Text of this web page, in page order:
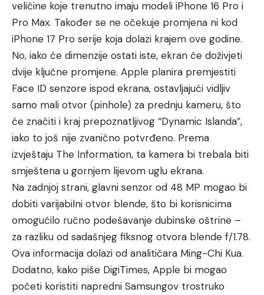
veličine koje trenutno imaju modeli iPhone 16 Pro i
Pro Max. Također se ne očekuje promjena ni kod
iPhone 17 Pro serije koja dolazi krajem ove godine.
No, iako će dimenzije ostati iste, ekran će doživjeti
dvije ključne promjene. Apple planira premjestiti
Face ID senzore ispod ekrana, ostavljajući vidljiv
samo mali otvor (pinhole) za prednju kameru, što
će značiti i kraj prepoznatljivog “Dynamic Islanda”,
iako to još nije zvanično potvrđeno. Prema
izvještaju The Information, ta kamera bi trebala biti
smještena u gornjem lijevom uglu ekrana.
Na zadnjoj strani, glavni senzor od 48 MP mogao bi
dobiti varijabilni otvor blende, što bi korisnicima
omogućilo ručno podešavanje dubinske oštrine –
za razliku od sadašnjeg fiksnog otvora blende f/1.78.
Ova informacija dolazi od analitičara Ming-Chi Kua.
Dodatno, kako piše DigiTimes, Apple bi mogao
početi koristiti napredni Samsungov trostruko